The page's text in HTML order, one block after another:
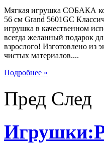
Мягкая игрушка СОБАКА
56 см Grand 5601GC
игрушка в качественном
всегда желанный подарок
взрослого! Изготовлено из
чистых материалов....
Подробнее »
Пред След